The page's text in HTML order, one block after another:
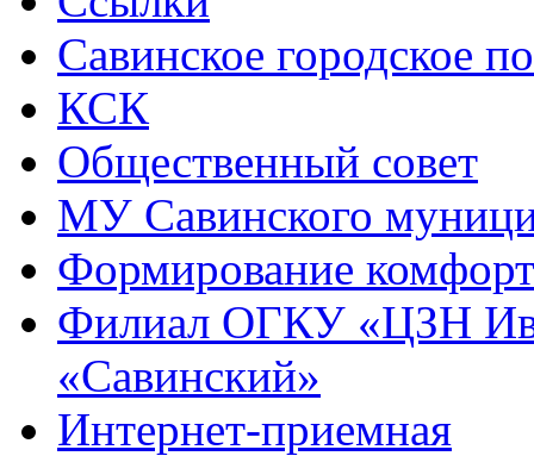
Савинское городское
КСК
Общественный совет
МУ Савинского
Формирование
Филиал ОГКУ «ЦЗН
«Савинский»
Интернет-приемная